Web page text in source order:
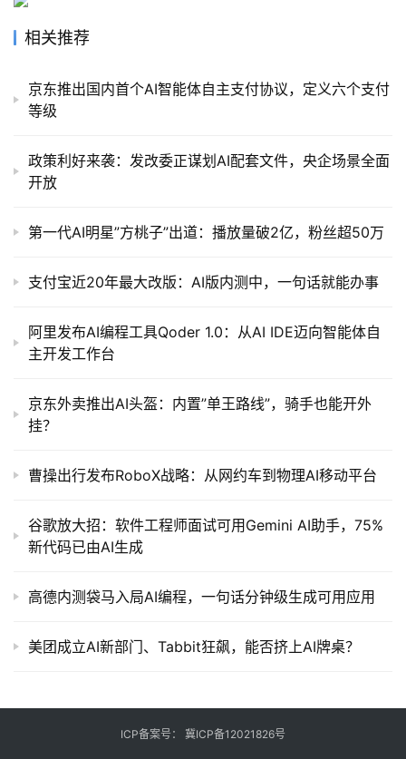
相关推荐
京东推出国内首个AI智能体自主支付协议，定义六个支付
等级
政策利好来袭：发改委正谋划AI配套文件，央企场景全面
开放
第一代AI明星”方桃子”出道：播放量破2亿，粉丝超50万
支付宝近20年最大改版：AI版内测中，一句话就能办事
阿里发布AI编程工具Qoder 1.0：从AI IDE迈向智能体自
主开发工作台
京东外卖推出AI头盔：内置”单王路线”，骑手也能开外
挂？
曹操出行发布RoboX战略：从网约车到物理AI移动平台
谷歌放大招：软件工程师面试可用Gemini AI助手，75%
新代码已由AI生成
高德内测袋马入局AI编程，一句话分钟级生成可用应用
美团成立AI新部门、Tabbit狂飙，能否挤上AI牌桌？
ICP备案号： 冀ICP备12021826号